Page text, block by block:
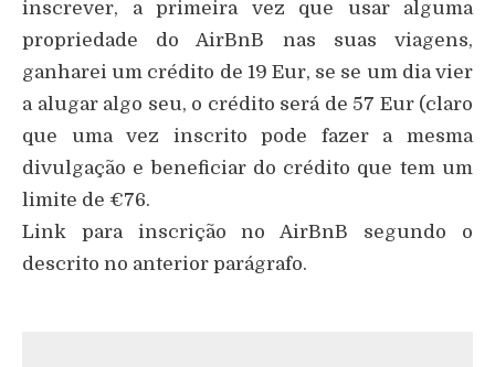
inscrever, a primeira vez que usar alguma
propriedade do AirBnB nas suas viagens,
ganharei um crédito de 19 Eur, se se um dia vier
a alugar algo seu, o crédito será de 57 Eur (claro
que uma vez inscrito pode fazer a mesma
divulgação e beneficiar do crédito que tem um
limite de €76.
Link para inscrição no AirBnB segundo o
descrito no anterior parágrafo.